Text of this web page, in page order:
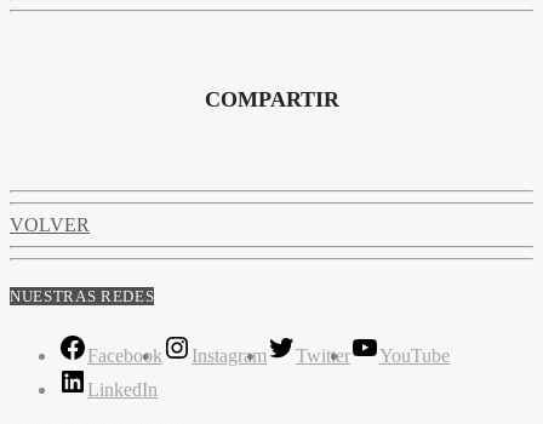
COMPARTIR
VOLVER
NUESTRAS REDES
Facebook Instagram Twitter
YouTube
LinkedIn